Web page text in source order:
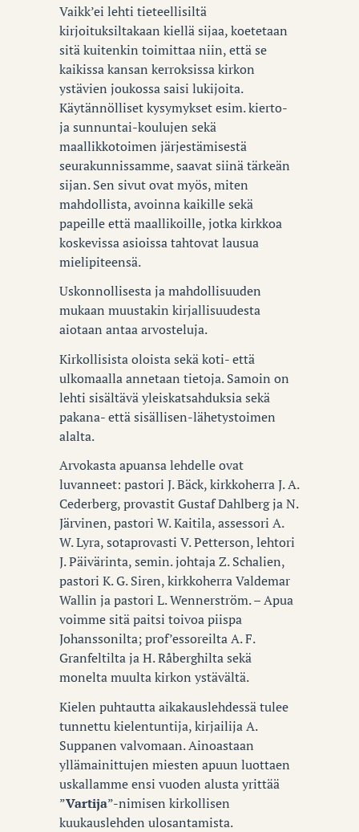
Vaikk’ei lehti tieteellisiltä
kirjoituksiltakaan kiellä sijaa, koetetaan
sitä kuitenkin toimittaa niin, että se
kaikissa kansan kerroksissa kirkon
ystävien joukossa saisi lukijoita.
Käytännölliset kysymykset esim. kierto-
ja sunnuntai-koulujen sekä
maallikkotoimen järjestämisestä
seurakunnissamme, saavat siinä tärkeän
sijan. Sen sivut ovat myös, miten
mahdollista, avoinna kaikille sekä
papeille että maallikoille, jotka kirkkoa
koskevissa asioissa tahtovat lausua
mielipiteensä.
Uskonnollisesta ja mahdollisuuden
mukaan muustakin kirjallisuudesta
aiotaan antaa arvosteluja.
Kirkollisista oloista sekä koti- että
ulkomaalla annetaan tietoja. Samoin on
lehti sisältävä yleiskatsahduksia sekä
pakana- että sisällisen-lähetystoimen
alalta.
Arvokasta apuansa lehdelle ovat
luvanneet: pastori J. Bäck, kirkkoherra J. A.
Cederberg, provastit Gustaf Dahlberg ja N.
Järvinen, pastori W. Kaitila, assessori A.
W. Lyra, sotaprovasti V. Petterson, lehtori
J. Päivärinta, semin. johtaja Z. Schalien,
pastori K. G. Siren, kirkkoherra Valdemar
Wallin ja pastori L. Wennerström. – Apua
voimme sitä paitsi toivoa piispa
Johanssonilta; prof’essoreilta A. F.
Granfeltilta ja H. Råberghilta sekä
monelta muulta kirkon ystävältä.
Kielen puhtautta aikakauslehdessä tulee
tunnettu kielentuntija, kirjailija A.
Suppanen valvomaan. Ainoastaan
yllämainittujen miesten apuun luottaen
uskallamme ensi vuoden alusta yrittää
”Vartija”-nimisen kirkollisen
kuukauslehden ulosantamista.